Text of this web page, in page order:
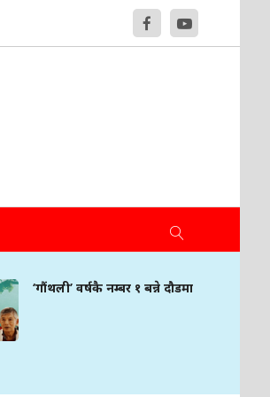
‘गौंथली’ वर्षकै नम्बर १ बन्ने दौडमा